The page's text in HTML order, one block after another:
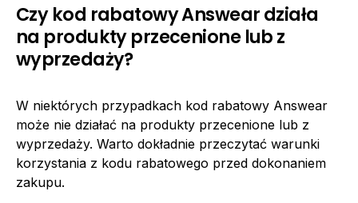
Czy kod rabatowy Answear działa
na produkty przecenione lub z
wyprzedaży?
W niektórych przypadkach kod rabatowy Answear
może nie działać na produkty przecenione lub z
wyprzedaży. Warto dokładnie przeczytać warunki
korzystania z kodu rabatowego przed dokonaniem
zakupu.